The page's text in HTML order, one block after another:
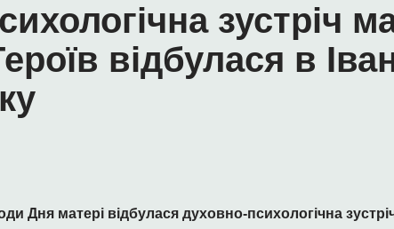
зустріч
відбулася в
Дня матері відбулася духовно-психологічна